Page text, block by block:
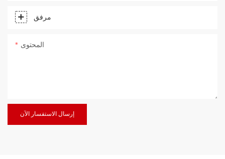
مرفق
المحتوى
إرسال الاستفسار الآن